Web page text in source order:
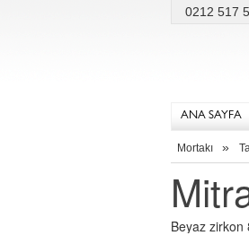
0212 517
ANA SAYFA
Mortakı »
Beyaz zirkon